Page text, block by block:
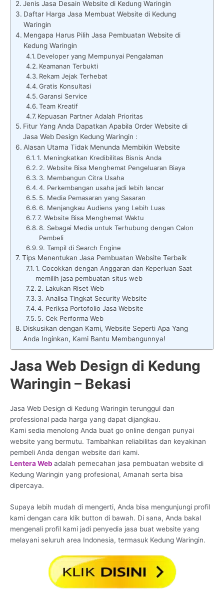
Jenis Jasa Desain Website di Kedung Waringin
Daftar Harga Jasa Membuat Website di Kedung
Waringin
Mengapa Harus Pilih Jasa Pembuatan Website di
Kedung Waringin
Developer yang Mempunyai Pengalaman
Keamanan Terbukti
Rekam Jejak Terhebat
Gratis Konsultasi
Garansi Service
Team Kreatif
Kepuasan Partner Adalah Prioritas
Fitur Yang Anda Dapatkan Apabila Order Website di
Jasa Web Design Kedung Waringin :
Alasan Utama Tidak Menunda Membikin Website
1. Meningkatkan Kredibilitas Bisnis Anda
2. Website Bisa Menghemat Pengeluaran Biaya
3. Membangun Citra Usaha
4. Perkembangan usaha jadi lebih lancar
5. Media Pemasaran yang Sasaran
6. Menjangkau Audiens yang Lebih Luas
7. Website Bisa Menghemat Waktu
8. Sebagai Media untuk Terhubung dengan Calon
Pembeli
9. Tampil di Search Engine
Tips Menentukan Jasa Pembuatan Website Terbaik
1. Cocokkan dengan Anggaran dan Keperluan Saat
memilih jasa pembuatan situs web
2. Lakukan Riset Web
3. Analisa Tingkat Security Website
4. Periksa Portofolio Jasa Website
5. Cek Performa Web
Diskusikan dengan Kami, Website Seperti Apa Yang
Anda Inginkan, Kami Bantu Membangunnya!
Jasa Web Design di Kedung
Waringin – Bekasi
Jasa Web Design di Kedung Waringin terunggul dan
professional pada harga yang dapat dijangkau.
Kami sedia menolong Anda buat go online dengan punyai
website yang bermutu. Tambahkan reliabilitas dan keyakinan
pembeli Anda dengan website dari kami.
Lentera Web adalah pemecahan jasa pembuatan website di
Kedung Waringin yang profesional, Amanah serta bisa
dipercaya.
Supaya lebih mudah di mengerti, Anda bisa mengunjungi profil
kami dengan cara klik button di bawah. Di sana, Anda bakal
mengenali profil kami jadi penyedia jasa buat website yang
melayani seluruh area Indonesia, termasuk Kedung Waringin.